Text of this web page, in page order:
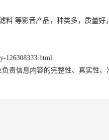
料 等影音产品，种类多，质量
126308333.html
责信息内容的完整性、真实性